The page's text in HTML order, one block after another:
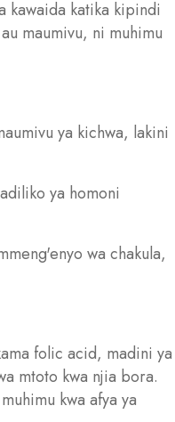
kawaida katika kipindi
maumivu, ni muhimu
ya kichwa, lakini
ya homoni
wa chakula,
folic acid, madini ya
mtoto kwa njia bora.
kwa afya ya